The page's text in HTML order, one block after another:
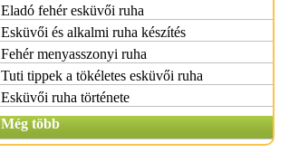
Eladó fehér esküvői ruha
Esküvői és alkalmi ruha készítés
Fehér menyasszonyi ruha
Tuti tippek a tökéletes esküvői ruha
Esküvői ruha története
Még több